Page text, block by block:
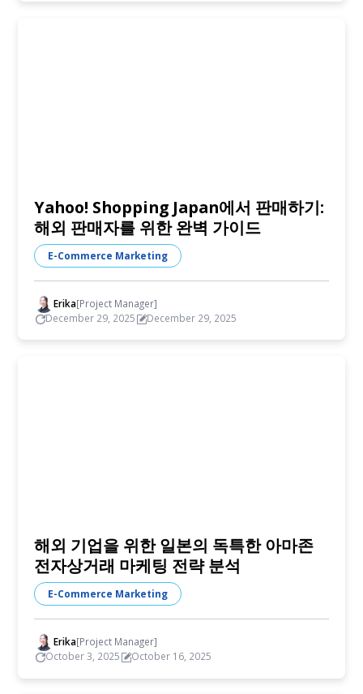
Yahoo! Shopping Japan에서 판매하기:
해외 판매자를 위한 완벽 가이드
E-Commerce Marketing
Erika[Project Manager]
December 29, 2025
December 29, 2025
해외 기업을 위한 일본의 독특한 아마존
전자상거래 마케팅 전략 분석
E-Commerce Marketing
Erika[Project Manager]
October 3, 2025
October 16, 2025